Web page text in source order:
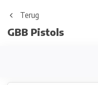
Terug
GBB Pistols